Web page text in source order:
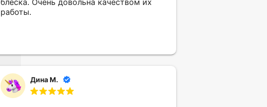
блеска. Очень довольна качеством их
работы.
Дина М.